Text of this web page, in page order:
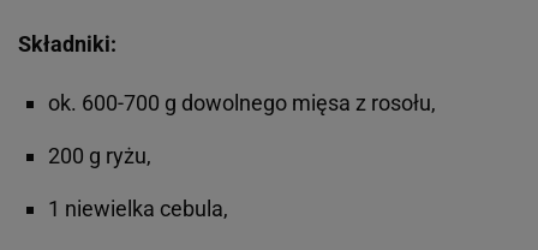
Składniki:
ok. 600-700 g dowolnego mięsa z rosołu,
200 g ryżu,
1 niewielka cebula,